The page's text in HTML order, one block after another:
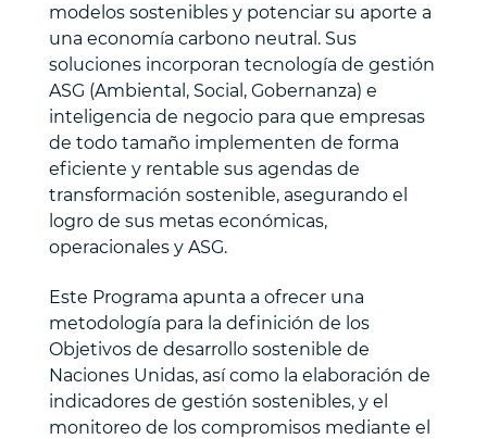
modelos sostenibles y potenciar su aporte a
una economía carbono neutral. Sus
soluciones incorporan tecnología de gestión
ASG (Ambiental, Social, Gobernanza) e
inteligencia de negocio para que empresas
de todo tamaño implementen de forma
eficiente y rentable sus agendas de
transformación sostenible, asegurando el
logro de sus metas económicas,
operacionales y ASG.
Este Programa apunta a ofrecer una
metodología para la definición de los
Objetivos de desarrollo sostenible de
Naciones Unidas, así como la elaboración de
indicadores de gestión sostenibles, y el
monitoreo de los compromisos mediante el